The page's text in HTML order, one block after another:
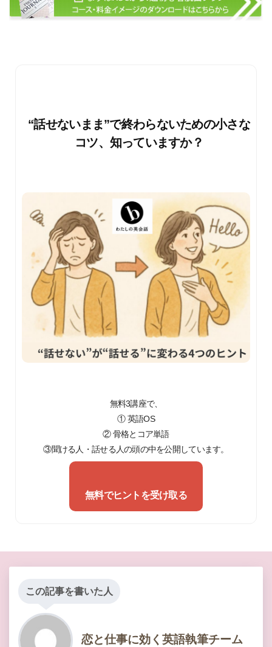
“話せないまま”で終わらないための小さな
コツ、知っていますか？
無料3講座で、
① 英語OS
② 骨格とコア単語
③聞ける人・話せる人の頭の中を公開しています。
無料でヒントを受け取る
この記事を書いた人
恋と仕事に効く英語執筆チーム